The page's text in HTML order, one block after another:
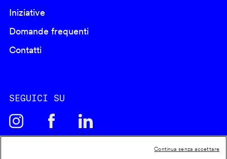
Iniziative
Domande frequenti
Contatti
SEGUICI SU
Continua senza accettare